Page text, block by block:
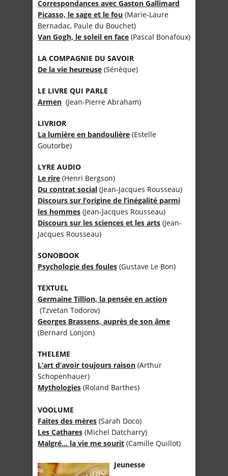
Correspondances avec Gaston Gallimard
Picasso, le sage et le fou (Marie-Laure
Bernadac, Paule du Bouchet)
Van Gogh, le soleil en face (Pascal Bonafoux)
LA COMPAGNIE DU SAVOIR
De la vie heureuse (Sénèque)
LE LIVRE QUI PARLE
Armen (Jean-Pierre Abraham)
LIVRIOR
La lumière en bandoulière (Estelle
Goutorbe)
LYRE AUDIO
Le rire (Henri Bergson)
Du contrat social (Jean-Jacques Rousseau)
Discours sur l’origine de l’inégalité parmi
les hommes (Jean-Jacques Rousseau)
Discours sur les sciences et les arts (Jean-
Jacques Rousseau)
SONOBOOK
Psychologie des foules (Gustave Le Bon)
TEXTUEL
Germaine Tillion, la pensée en action
(Tzvetan Todorov)
Georges Brassens, auprès de son âme
(Bernard Lonjon)
THELEME
L’art d’avoir toujours raison (Arthur
Schopenhauer)
Mythologies (Roland Barthes)
VOOLUME
Faites des mères (Sarah Doco)
Les Cathares (Michel Datcharry)
Malgré… la vie me sourit (Camille Quillot)
Jeunesse